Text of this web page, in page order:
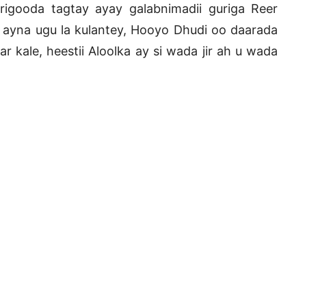
tagtay ayay galabnimadii guriga Reer
ugu la kulantey, Hooyo Dhudi oo daarada
kale, heestii Aloolka ay si wada jir ah u wada